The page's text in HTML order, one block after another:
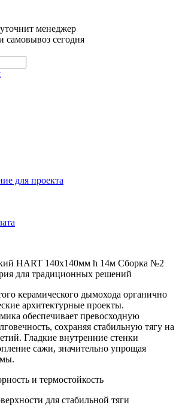
менеджер
самовывоз сегодня
для проекта
HART 140х140мм h 14м Сборка №2
для традиционных решений
керамического дымохода органично
архитектурные проекты.
обеспечивает превосходную
сохраняя стабильную тягу на
Гладкие внутренние стенки
сажи, значительно упрощая
и термостойкость
для стабильной тяги